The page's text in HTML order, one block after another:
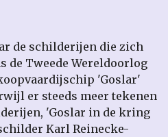
de schilderijen die zich
de Tweede Wereldoorlog
'Goslar'
er steeds meer tekenen
'Goslar in de kring
Karl Reinecke-